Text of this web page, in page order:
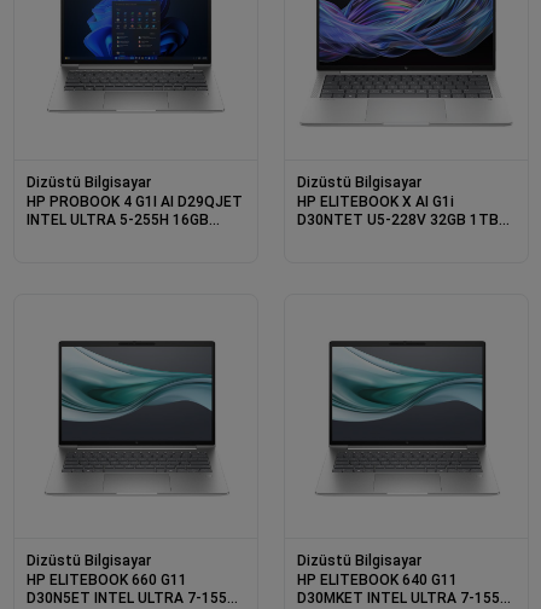
Dizüstü Bilgisayar
HP PROBOOK 4 G1I AI D29QJET
INTEL ULTRA 5-255H 16GB
Dizüstü Bilgisayar
HP ELITEBOOK X AI G1i
D30NTET U5-228V 32GB 1TB
Dizüstü Bilgisayar
HP ELITEBOOK 660 G11
D30N5ET INTEL ULTRA 7-155U
Dizüstü Bilgisayar
HP ELITEBOOK 640 G11
D30MKET INTEL ULTRA 7-155U